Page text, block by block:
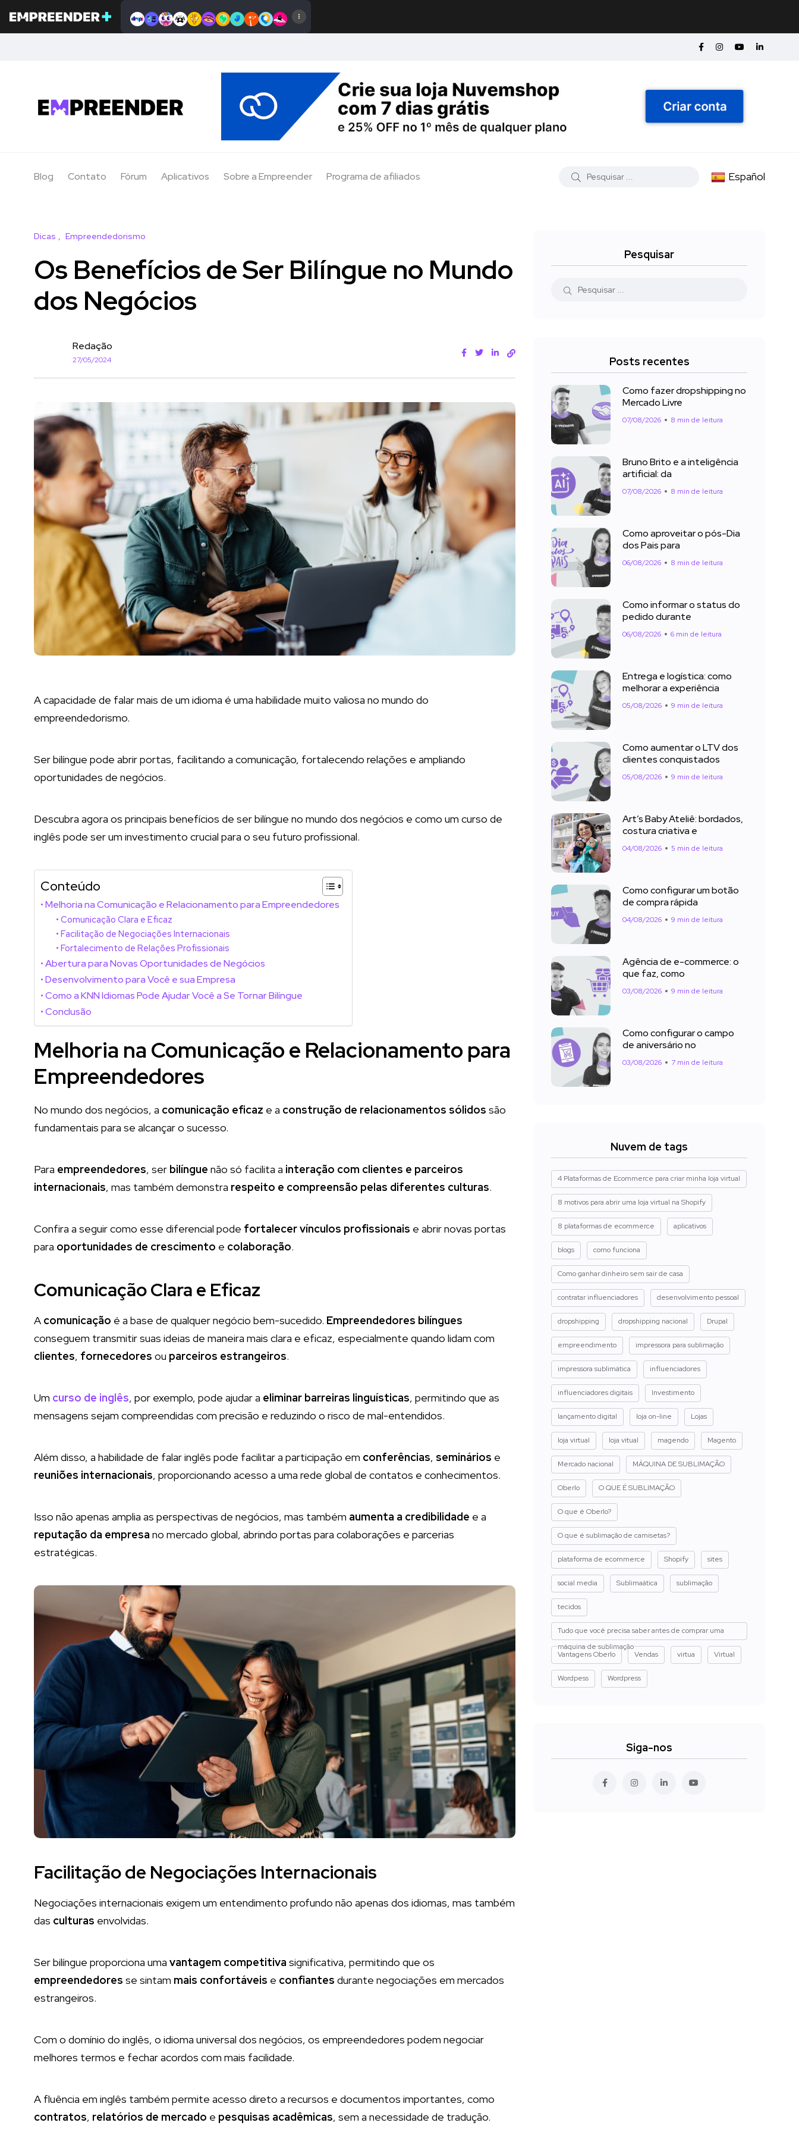
Blog Contato Fórum Aplicativos Sobre a Empreender Programa de afiliados Español
Dicas Empreendedorismo
Os Benefícios de Ser Bilíngue no Mundo
dos Negócios
Redação
27/05/2024
A capacidade de falar mais de um idioma é uma habilidade muito valiosa no mundo do
empreendedorismo.
Ser bilíngue pode abrir portas, facilitando a comunicação, fortalecendo relações e ampliando
oportunidades de negócios.
Descubra agora os principais benefícios de ser bilíngue no mundo dos negócios e como um curso de
inglês pode ser um investimento crucial para o seu futuro profissional.
Conteúdo
Melhoria na Comunicação e Relacionamento para Empreendedores
Comunicação Clara e Eficaz
Facilitação de Negociações Internacionais
Fortalecimento de Relações Profissionais
Abertura para Novas Oportunidades de Negócios
Desenvolvimento para Você e sua Empresa
Como a KNN Idiomas Pode Ajudar Você a Se Tornar Bilíngue
Conclusão
Melhoria na Comunicação e Relacionamento para
Empreendedores
No mundo dos negócios, a comunicação eficaz e a construção de relacionamentos sólidos são
fundamentais para se alcançar o sucesso.
Para empreendedores, ser bilíngue não só facilita a interação com clientes e parceiros
internacionais, mas também demonstra respeito e compreensão pelas diferentes culturas.
Confira a seguir como esse diferencial pode fortalecer vínculos profissionais e abrir novas portas
para oportunidades de crescimento e colaboração.
Comunicação Clara e Eficaz
A comunicação é a base de qualquer negócio bem-sucedido. Empreendedores bilíngues
conseguem transmitir suas ideias de maneira mais clara e eficaz, especialmente quando lidam com
clientes, fornecedores ou parceiros estrangeiros.
Um curso de inglês, por exemplo, pode ajudar a eliminar barreiras linguísticas, permitindo que as
mensagens sejam compreendidas com precisão e reduzindo o risco de mal-entendidos.
Além disso, a habilidade de falar inglês pode facilitar a participação em conferências, seminários e
reuniões internacionais, proporcionando acesso a uma rede global de contatos e conhecimentos.
Isso não apenas amplia as perspectivas de negócios, mas também aumenta a credibilidade e a
reputação da empresa no mercado global, abrindo portas para colaborações e parcerias
estratégicas.
Facilitação de Negociações Internacionais
Negociações internacionais exigem um entendimento profundo não apenas dos idiomas, mas também
das culturas envolvidas.
Ser bilíngue proporciona uma vantagem competitiva significativa, permitindo que os
empreendedores se sintam mais confortáveis e confiantes durante negociações em mercados
estrangeiros.
Com o domínio do inglês, o idioma universal dos negócios, os empreendedores podem negociar
melhores termos e fechar acordos com mais facilidade.
A fluência em inglês também permite acesso direto a recursos e documentos importantes, como
contratos, relatórios de mercado e pesquisas acadêmicas, sem a necessidade de tradução.
Pesquisar
Posts recentes
Como fazer dropshipping no
Mercado Livre
07/08/2026 8 min de leitura
Bruno Brito e a inteligência
artificial: da
07/08/2026 8 min de leitura
Como aproveitar o pós-Dia
dos Pais para
06/08/2026 8 min de leitura
Como informar o status do
pedido durante
06/08/2026 6 min de leitura
Entrega e logística: como
melhorar a experiência
05/08/2026 9 min de leitura
Como aumentar o LTV dos
clientes conquistados
05/08/2026 9 min de leitura
Art’s Baby Ateliê: bordados,
costura criativa e
04/08/2026 5 min de leitura
Como configurar um botão
de compra rápida
04/08/2026 9 min de leitura
Agência de e-commerce: o
que faz, como
03/08/2026 9 min de leitura
Como configurar o campo
de aniversário no
03/08/2026 7 min de leitura
Nuvem de tags
4 Plataformas de Ecommerce para criar minha loja virtual
8 motivos para abrir uma loja virtual na Shopify
8 plataformas de ecommerce aplicativos
blogs como funciona
Como ganhar dinheiro sem sair de casa
contratar influenciadores desenvolvimento pessoal
dropshipping dropshipping nacional Drupal
empreendimento impressora para sublimação
impressora sublimática influenciadores
influenciadores digitais Investimento
lançamento digital loja on-line Lojas
loja virtual loja vitual magendo Magento
Mercado nacional MÁQUINA DE SUBLIMAÇÃO
Oberlo O QUE É SUBLIMAÇÃO
O que é Oberlo?
O que é sublimação de camisetas?
plataforma de ecommerce Shopify sites
social media Sublimaática sublimação
tecidos
Tudo que você precisa saber antes de comprar uma
máquina de sublimação
Vantagens Oberlo
Vendas virtua Virtual
Wordpess Wordpress
Siga-nos